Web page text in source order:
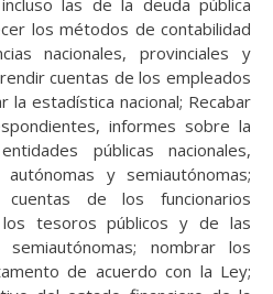
los métodos de contabilidad
nacionales, provinciales y
cuentas de los empleados
la estadística nacional; Recabar
informes sobre la
públicas nacionales,
autónomas y semiautónomas;
de los funcionarios
tesoros públicos y de las
nombrar los
de acuerdo con la Ley;